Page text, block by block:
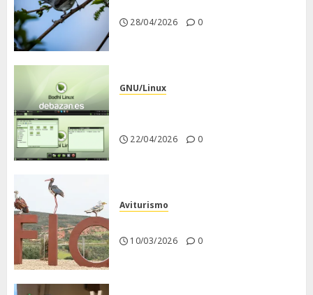
28/04/2026 0
GNU/Linux
22/04/2026 0
Aviturismo
10/03/2026 0